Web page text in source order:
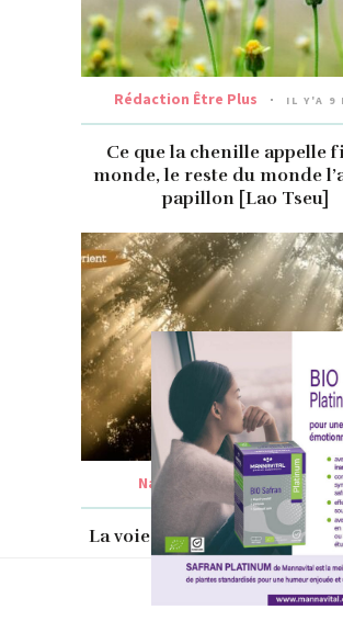
Rédaction Être Plus IL Y'A 9
Ce que la chenille appelle
monde, le reste du monde
papillon [Lao Tseu]
Nathalie Delay IL Y'A 2
La voie du Réel selon la
Cachemire